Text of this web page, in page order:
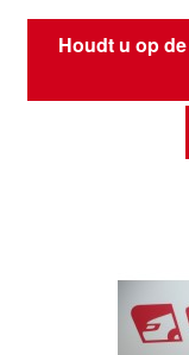
Houdt u op